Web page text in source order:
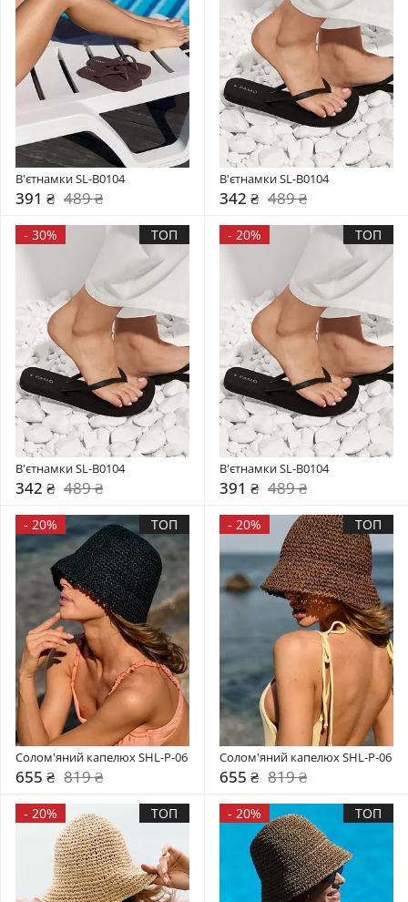
В'єтнамки SL-B0104
391 ₴ 489 ₴
В'єтнамки SL-B0104
342 ₴ 489 ₴
- 30% ТОП
В'єтнамки SL-B0104
342 ₴ 489 ₴
- 20% ТОП
В'єтнамки SL-B0104
391 ₴ 489 ₴
- 20% ТОП
Солом'яний капелюх SHL-P-06
655 ₴ 819 ₴
- 20% ТОП
Солом'яний капелюх SHL-P-06
655 ₴ 819 ₴
- 20% ТОП - 20% ТОП